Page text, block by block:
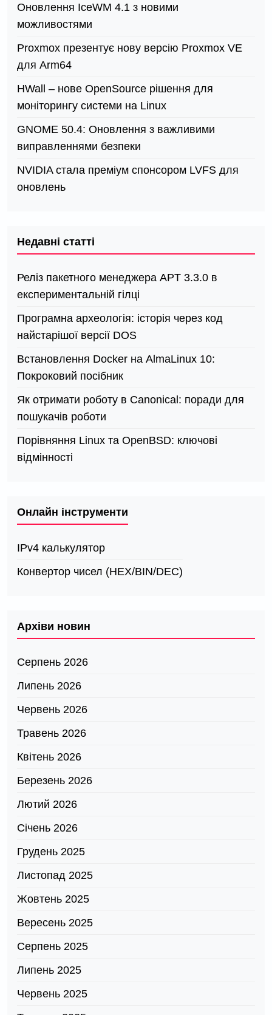
Оновлення IceWM 4.1 з новими
можливостями
Proxmox презентує нову версію Proxmox VE
для Arm64
HWall – нове OpenSource рішення для
моніторингу системи на Linux
GNOME 50.4: Оновлення з важливими
виправленнями безпеки
NVIDIA стала преміум спонсором LVFS для
оновлень
Недавні статті
Реліз пакетного менеджера APT 3.3.0 в
експериментальній гілці
Програмна археологія: історія через код
найстарішої версії DOS
Встановлення Docker на AlmaLinux 10:
Покроковий посібник
Як отримати роботу в Canonical: поради для
пошукачів роботи
Порівняння Linux та OpenBSD: ключові
відмінності
Онлайн інструменти
IPv4 калькулятор
Конвертор чисел (HEX/BIN/DEC)
Архіви новин
Серпень 2026
Липень 2026
Червень 2026
Травень 2026
Квітень 2026
Березень 2026
Лютий 2026
Січень 2026
Грудень 2025
Листопад 2025
Жовтень 2025
Вересень 2025
Серпень 2025
Липень 2025
Червень 2025